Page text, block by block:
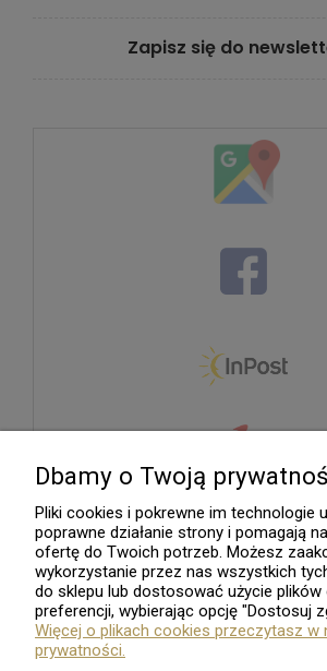
Zapisz się do
Dbamy o Twoją
Pliki cookies i pokrewne im technologie
poprawne działanie strony i pomagają
ofertę do Twoich potrzeb. Możesz
wykorzystanie przez nas wszystkich
do sklepu lub dostosować użycie plików
preferencji, wybierając opcję "Dostosuj
Więcej o plikach cookies przeczytasz w
prywatności.